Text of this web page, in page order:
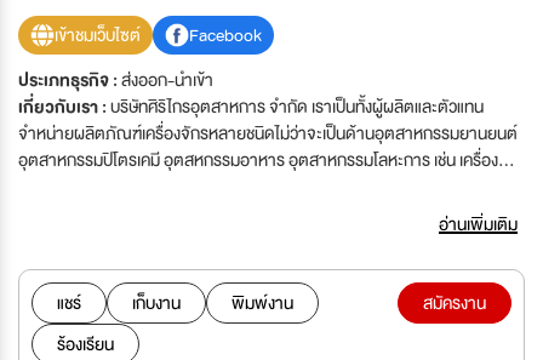
เข้าชมเว็บไซต์
Facebook
ประเภทธุรกิจ :ส่งออก-นำเข้า
เกี่ยวกับเรา :บริษัทศิริไกรอุตสาหการ จำกัด เราเป็นทั้งผู้ผลิตและตัวแทน
จำหน่ายผลิตภัณฑ์เครื่องจักรหลายชนิดไม่ว่าจะเป็นด้านอุตสาหกรรมยานยนต์
อุตสาหกรรมปิโตรเคมี อุตสหกรรมอาหาร อุตสาหกรรมโลหะการ เช่น เครื่อง
(CORAL S.P.A) จากประเทศอิตาลี เราคัดสรรเฉพาะผลิตภัณฑ์ที่มีคุณภาพ
สูงสุดที่เป็นมิตรกับสิ่งแวดล้อมเพื่อตอบสนองความต้องการของลูกค้าและยก
ระดับคุณภาพชีวิตของผู้ปฏิบัติงานมีส่วนร่วมในการพัฒนาโรงงาน
อุตสาหกรรมที่เป็นมิตรต่อสิ่งแวดล้อม และสนับสนุนการเจริญเติบโตของภาค
อุตสาหกรรมอย่างยั่งยืน
อ่านเพิ่มเติม
แชร์ เก็บงาน
พิมพ์งาน
ร้องเรียน
สมัครงาน